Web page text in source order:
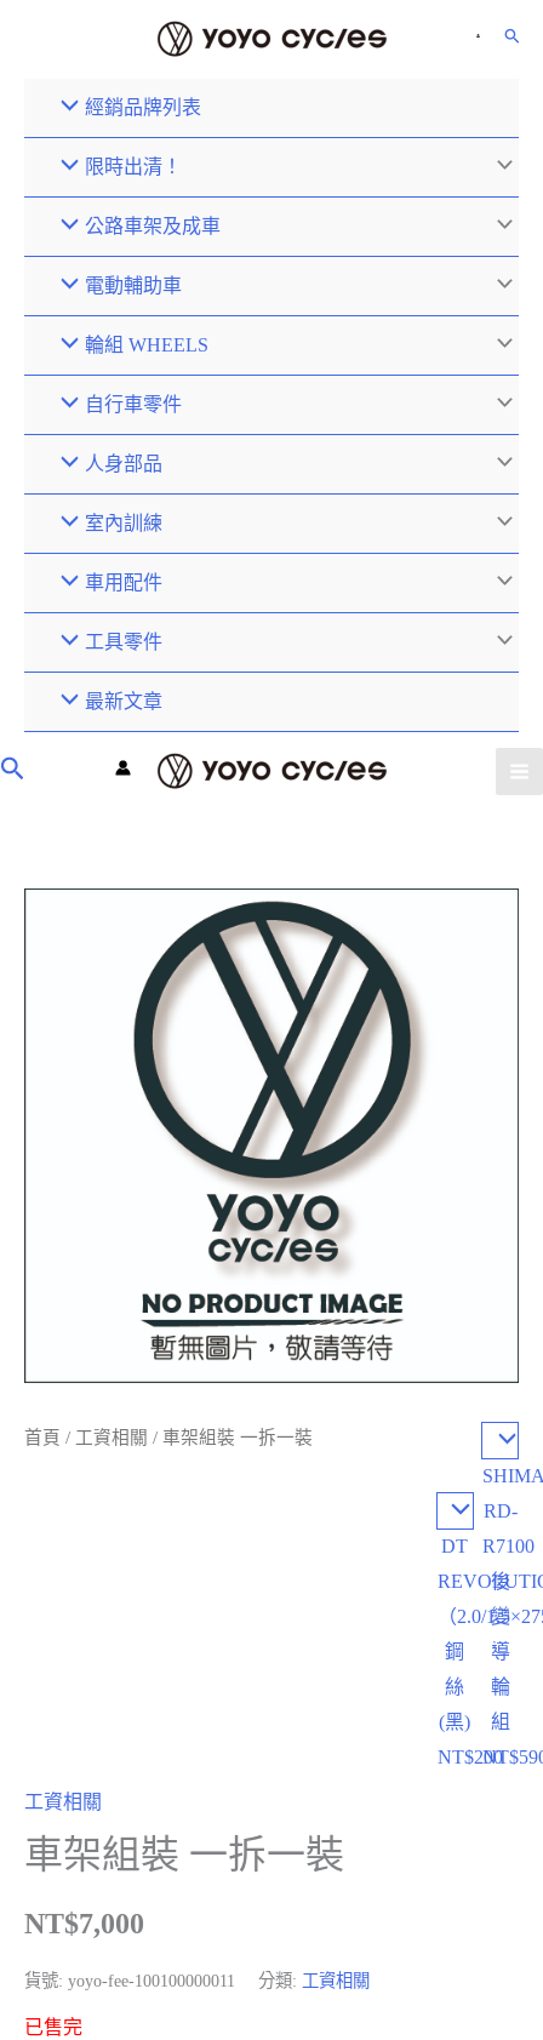
經銷品牌列表
限時出清！
公路車架及成車
電動輔助車
輪組 WHEELS
自行車零件
人身部品
室內訓練
車用配件
工具零件
最新文章
DT
（2.0/
鋼
絲
(黑)
NT$200
RD-
R7100
後
變
導
輪
組
NT$
首頁 / 工資相關 / 車架組裝 一拆一裝
工資相關
車架組裝 一拆一裝
NT$7,000
貨號: yoyo-fee-100100000011 分類: 工資相關
已售完